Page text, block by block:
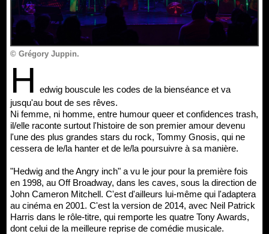
© Grégory Juppin.
H edwig bouscule les codes de la bienséance et va
jusqu'au bout de ses rêves.
Ni femme, ni homme, entre humour queer et confidences trash,
il/elle raconte surtout l'histoire de son premier amour devenu
l'une des plus grandes stars du rock, Tommy Gnosis, qui ne
cessera de le/la hanter et de le/la poursuivre à sa manière.
"Hedwig and the Angry inch" a vu le jour pour la première fois
en 1998, au Off Broadway, dans les caves, sous la direction de
John Cameron Mitchell. C'est d'ailleurs lui-même qui l'adaptera
au cinéma en 2001. C'est la version de 2014, avec Neil Patrick
Harris dans le rôle-titre, qui remporte les quatre Tony Awards,
dont celui de la meilleure reprise de comédie musicale.